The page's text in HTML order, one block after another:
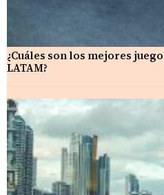
¿Cuáles son los mejores
LATAM?